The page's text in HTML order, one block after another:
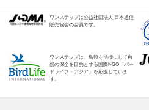
ワンステップは公益社団法人 日本通信
販売協会の会員です。
ワンステップは、鳥類を指標にして自
然の保全を目的とする国際NGO「バー
ドライフ・アジア」を応援していま
す。